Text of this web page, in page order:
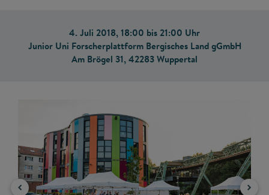
4. Juli 2018, 18:00 bis 21:00 Uhr
Junior Uni Forscherplattform Bergisches Land gGmbH
Am Brögel 31, 42283 Wuppertal